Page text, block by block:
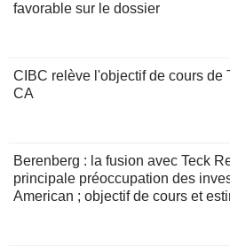
favorable sur le dossier
CIBC relève l'objectif de cours de
CA
Berenberg : la fusion avec Teck
principale préoccupation des
American ; objectif de cours et